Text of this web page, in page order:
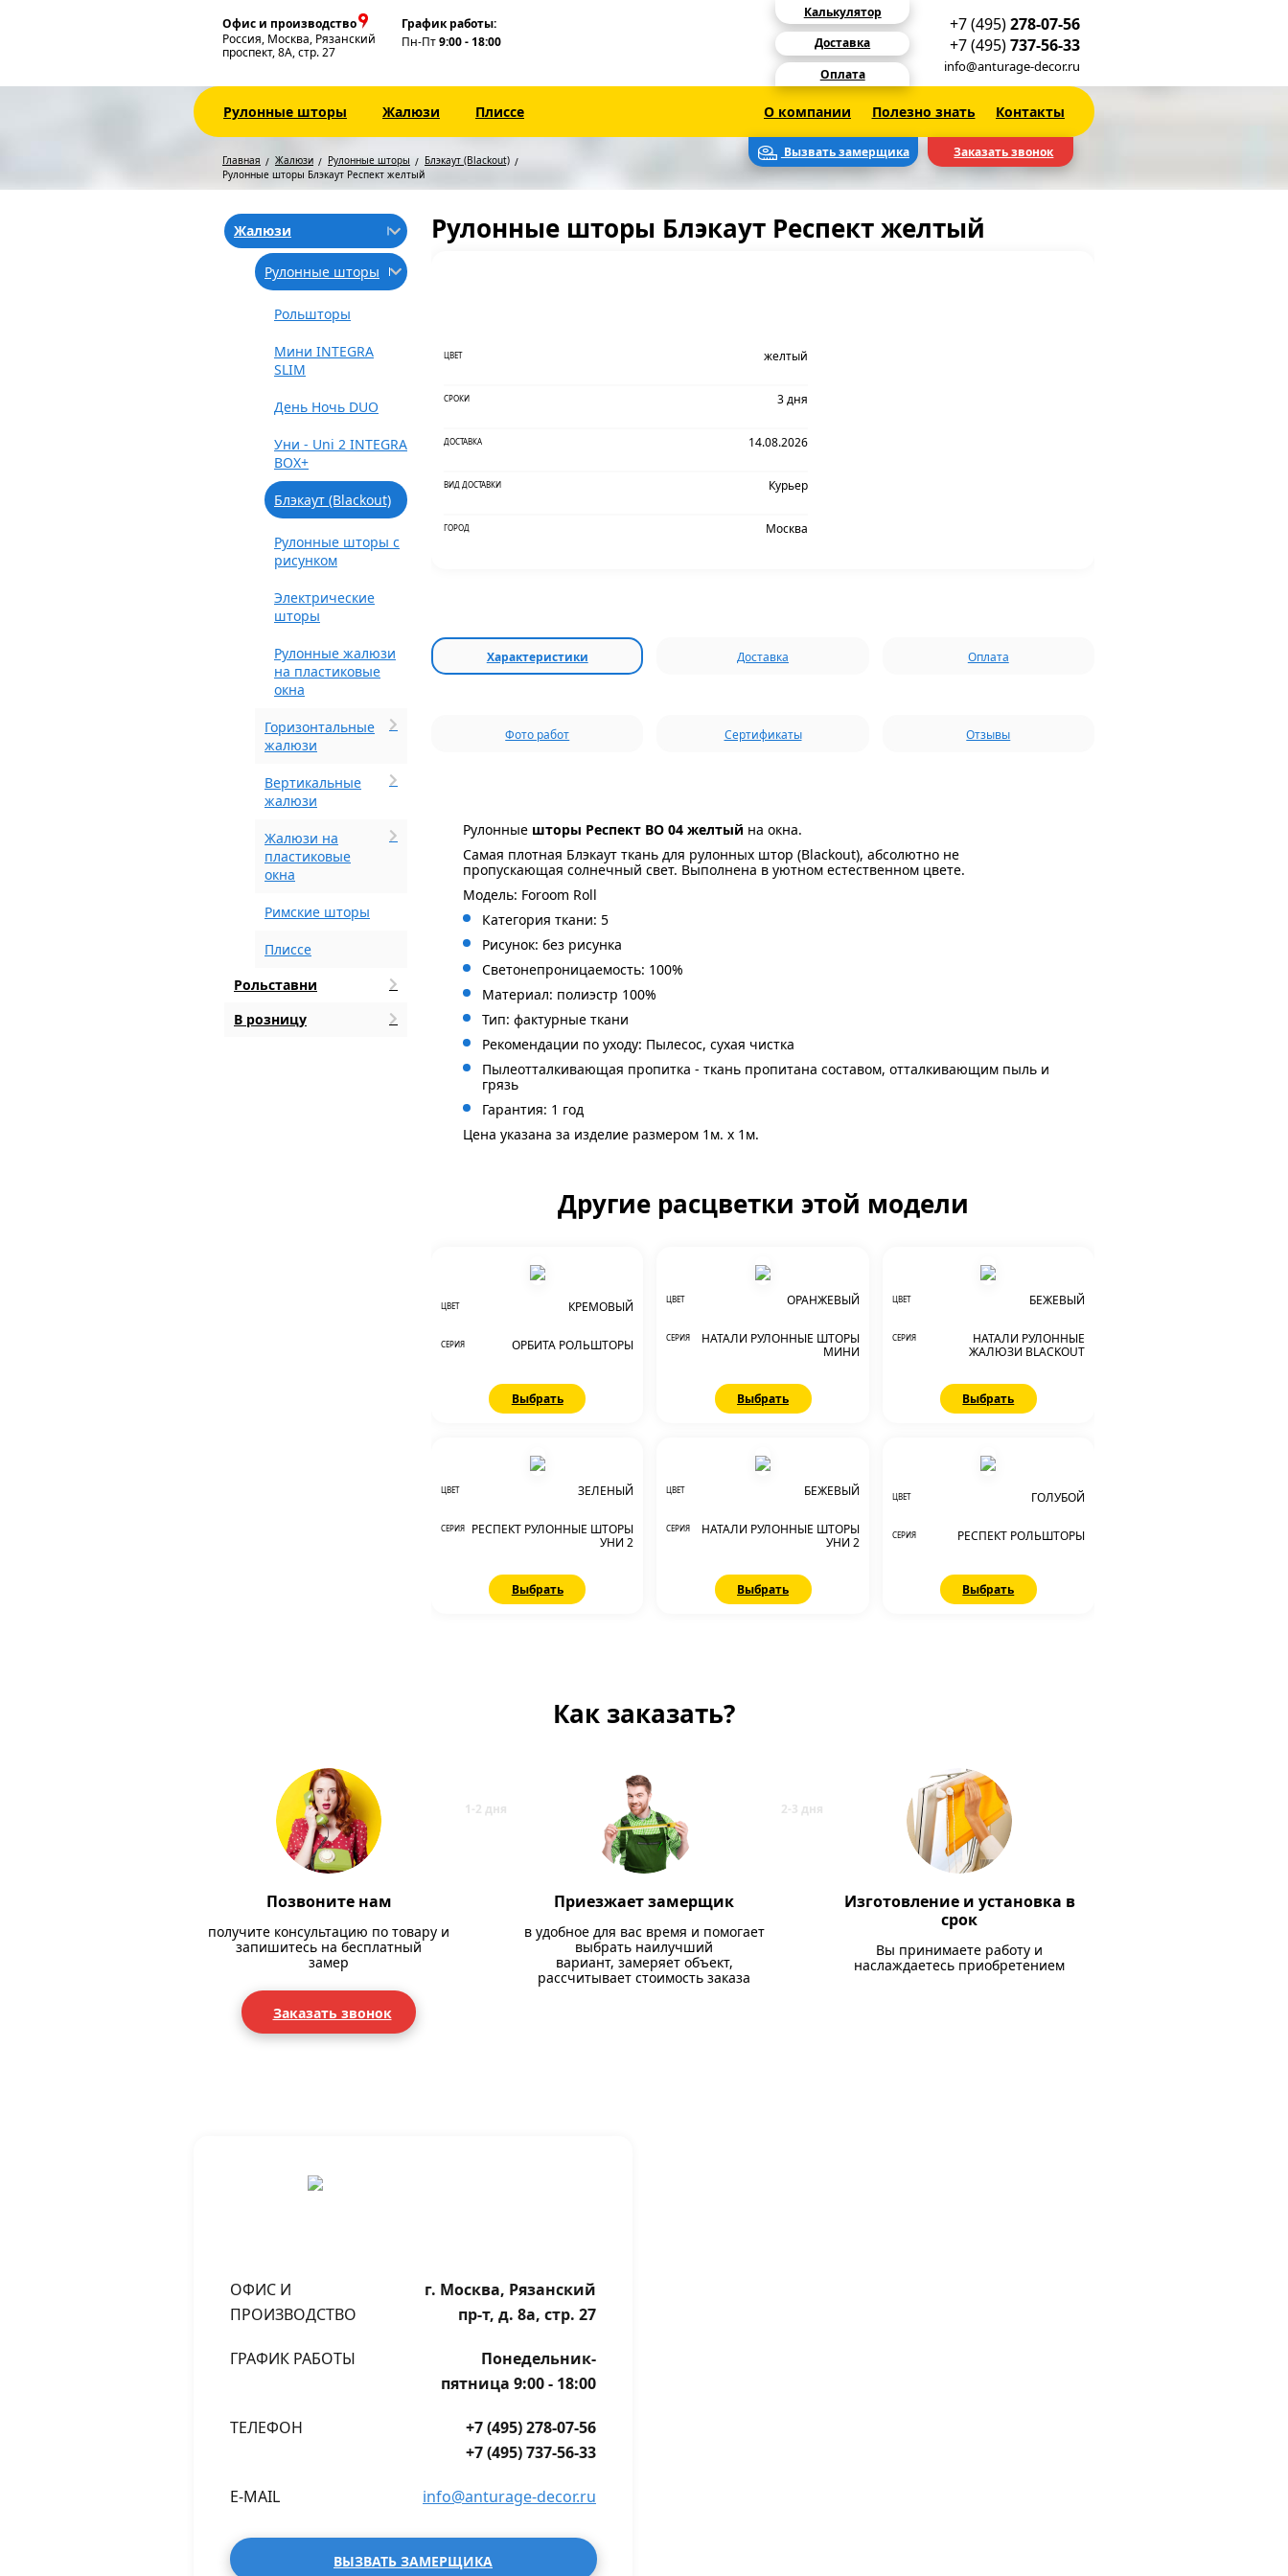
Офис и производство
Россия, Москва, Рязанский
проспект, 8А, стр. 27
График работы:
Пн-Пт9:00 - 18:00
Калькулятор
Доставка
Оплата
+7 (495)278-07-56
+7 (495)737-56-33
info@anturage-decor.ru
Рулонные шторы Жалюзи Плиссе О компании Полезно знать Контакты
Вызвать замерщика Заказать звонок
Главная Жалюзи Рулонные шторы
Блэкаут (Blackout)
Рулонные шторы Блэкаут Респект желтый
Жалюзи
Рулонные шторы
Рольшторы
Мини INTEGRA
SLIM
День Ночь DUO
Уни - Uni 2 INTEGRA
BOX+
Блэкаут (Blackout)
Рулонные шторы с
рисунком
Электрические
шторы
Рулонные жалюзи
на пластиковые
окна
Горизонтальные
жалюзи
Вертикальные
жалюзи
Жалюзи на
пластиковые
окна
Римские шторы
Плиссе
Рольставни
В розницу
Рулонные шторы Блэкаут Респект желтый
ЦВЕТ желтый
СРОКИ 3 дня
ДОСТАВКА 14.08.2026
ВИД ДОСТАВКИ Курьер
ГОРОД Москва
Характеристики Доставка Оплата
Фото работ Сертификаты Отзывы
Рулонные шторы Респект ВО 04 желтый на окна.
Самая плотная Блэкаут ткань для рулонных штор (Blackout), абсолютно не
пропускающая солнечный свет. Выполнена в уютном естественном цвете.
Модель: Foroom Roll
Категория ткани: 5
Рисунок: без рисунка
Светонепроницаемость: 100%
Материал: полиэстр 100%
Тип: фактурные ткани
Рекомендации по уходу: Пылесос, сухая чистка
Пылеотталкивающая пропитка - ткань пропитана составом, отталкивающим пыль и
грязь
Гарантия: 1 год
Цена указана за изделие размером 1м. x 1м.
Другие расцветки этой модели
ЦВЕТ КРЕМОВЫЙ
СЕРИЯ ОРБИТА РОЛЬШТОРЫ
Выбрать
ЦВЕТ ОРАНЖЕВЫЙ
СЕРИЯ
НАТАЛИ РУЛОННЫЕ ШТОРЫ
МИНИ
Выбрать
ЦВЕТ БЕЖЕВЫЙ
СЕРИЯ
НАТАЛИ РУЛОННЫЕ
ЖАЛЮЗИ BLACKOUT
Выбрать
ЦВЕТ ЗЕЛЕНЫЙ
СЕРИЯ
РЕСПЕКТ РУЛОННЫЕ ШТОРЫ
УНИ 2
Выбрать
ЦВЕТ БЕЖЕВЫЙ
СЕРИЯ
НАТАЛИ РУЛОННЫЕ ШТОРЫ
УНИ 2
Выбрать
ЦВЕТ ГОЛУБОЙ
СЕРИЯ РЕСПЕКТ РОЛЬШТОРЫ
Выбрать
Как заказать?
Позвоните нам
получите консультацию по товару и
запишитесь на бесплатный
замер
Заказать звонок
Приезжает замерщик
в удобное для вас время и помогает
выбрать наилучший
вариант, замеряет объект,
рассчитывает стоимость заказа
Изготовление и установка в
срок
Вы принимаете работу и
наслаждаетесь приобретением
ОФИС И
ПРОИЗВОДСТВО
г. Москва, Рязанский
пр-т, д. 8а, стр. 27
ГРАФИК РАБОТЫ
Понедельник-
пятница 9:00 - 18:00
ТЕЛЕФОН
+7 (495) 278-07-56
+7 (495) 737-56-33
E-MAIL info@anturage-decor.ru
ВЫЗВАТЬ ЗАМЕРЩИКА